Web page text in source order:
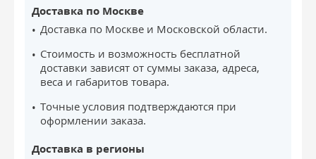
Доставка по Москве
Доставка по Москве и Московской области.
Стоимость и возможность бесплатной
доставки зависят от суммы заказа, адреса,
веса и габаритов товара.
Точные условия подтверждаются при
оформлении заказа.
Доставка в регионы